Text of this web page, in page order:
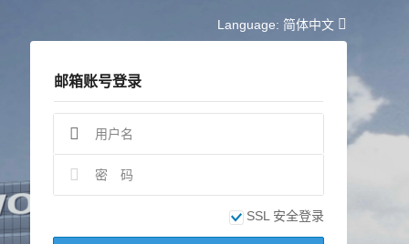
Language: 简体中文
邮箱账号登录
SSL 安全登录